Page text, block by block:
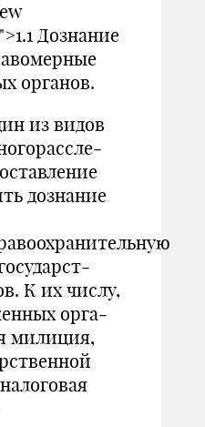
Дознание
органов.
из видов
дознание
К их числу,
орга­
милиция,